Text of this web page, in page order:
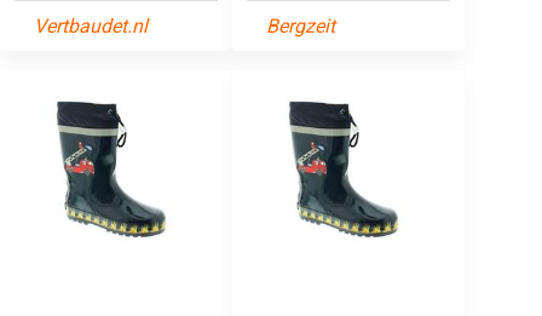
Vertbaudet.nl Bergzeit